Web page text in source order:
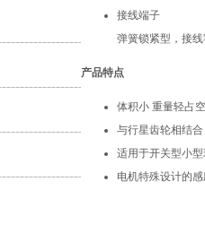
接线端子
弹簧锁紧型，接
产品特点
体积小 重量轻占
与行星齿轮相结
适用于开关型小
电机特殊设计的